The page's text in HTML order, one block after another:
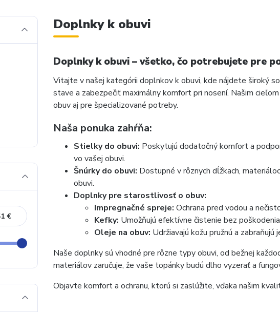
Doplnky k obuvi
Doplnky k obuvi – všetko, čo potrebujete pre
Vitajte v našej kategórii doplnkov k obuvi, kde nájdete široký
stave a zabezpečiť maximálny komfort pri nosení. Našim
obuv aj pre špecializované potreby.
Naša ponuka zahŕňa:
Stielky do obuvi: Poskytujú dodatočný komfort a
vo vašej obuvi.
Šnúrky do obuvi: Dostupné v rôznych dĺžkach,
obuvi.
Doplnky pre starostlivosť o obuv:
Impregnačné spreje: Ochrana pred vodou a
Kefky: Umožňujú efektívne čistenie bez
Oleje na obuv: Udržiavajú kožu pružnú a zabraňujú
Naše doplnky sú vhodné pre rôzne typy obuvi, od bežnej
materiálov zaručuje, že vaše topánky budú dlho vyzerať a
Objavte komfort a ochranu, ktorú si zaslúžite, vďaka našim
€